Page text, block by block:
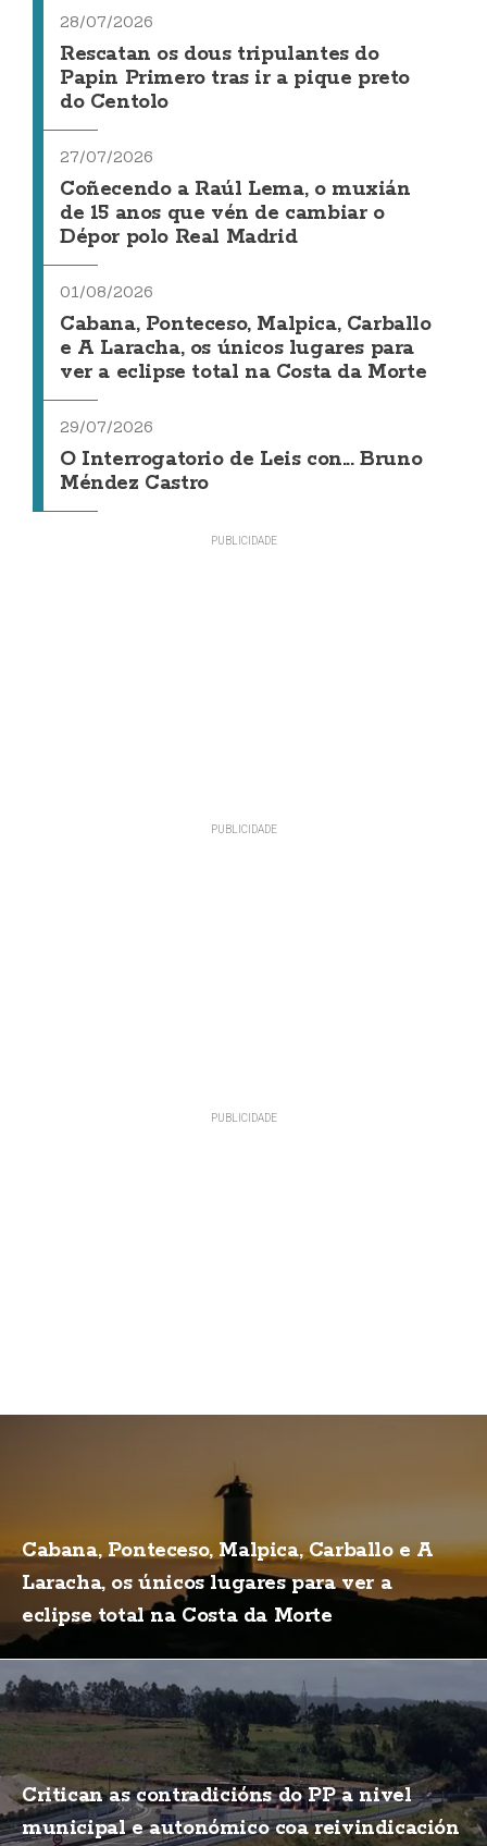
28/07/2026
Rescatan os dous tripulantes do
Papin Primero tras ir a pique preto
do Centolo
27/07/2026
Coñecendo a Raúl Lema, o muxián
de 15 anos que vén de cambiar o
Dépor polo Real Madrid
01/08/2026
Cabana, Ponteceso, Malpica, Carballo
e A Laracha, os únicos lugares para
ver a eclipse total na Costa da Morte
29/07/2026
O Interrogatorio de Leis con... Bruno
Méndez Castro
Cabana, Ponteceso, Malpica, Carballo e A
Laracha, os únicos lugares para ver a
eclipse total na Costa da Morte
Critican as contradicións do PP a nivel
municipal e autonómico coa reivindicación